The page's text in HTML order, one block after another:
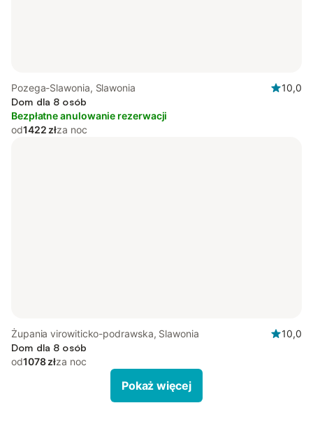
Pozega-Slawonia, Slawonia
10,0
Dom dla 8 osób
Bezpłatne anulowanie rezerwacji
od1422 złza noc
Żupania virowiticko-podrawska, Slawonia
10,0
Dom dla 8 osób
od1078 złza noc
Pokaż więcej